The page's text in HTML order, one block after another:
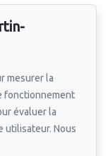
mesurer la
fonctionnement
évaluer la
utilisateur. Nous